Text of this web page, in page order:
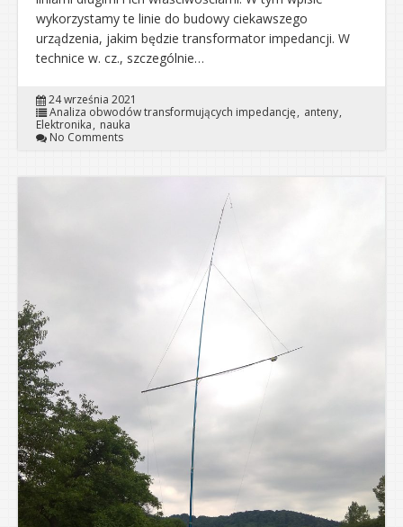
wykorzystamy te linie do budowy ciekawszego
urządzenia, jakim będzie transformator impedancji. W
technice w. cz., szczególnie…
24 września 2021
Analiza obwodów transformujących impedancję
anteny
Elektronika
nauka
No Comments